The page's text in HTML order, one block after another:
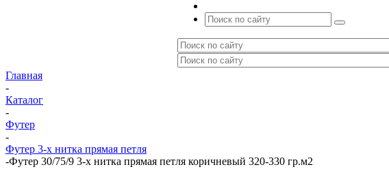
Главная
-
Каталог
-
Футер
-
Футер 3-х нитка прямая петля
-Футер 30/75/9 3-х нитка прямая петля коричневый 320-330 гр.м2